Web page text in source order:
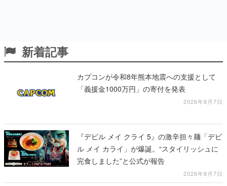
新着記事
カプコンが令和8年熊本地震への支援として
「義援金1000万円」の寄付を発表
2026年8月7日
『デビル メイ クライ 5』の激辛担々麺「デビ
ル メイ カライ」が爆誕。“スタイリッシュに
完食しました”と公式が報告
2026年8月7日